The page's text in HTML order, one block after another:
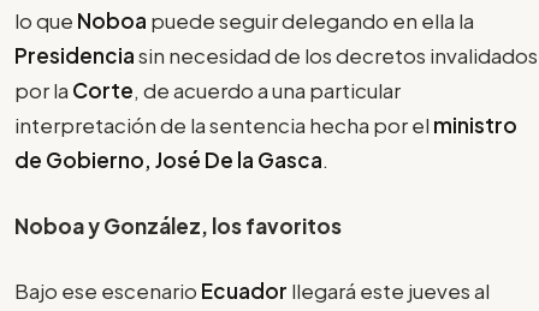
lo que Noboa puede seguir delegando en ella la
Presidenciasin necesidad de los decretos invalidados
por la Corte, de acuerdo a una particular
interpretación de la sentencia hecha por el ministro
de Gobierno, José De la Gasca.
Noboa y González, los favoritos
Bajo ese escenario Ecuador llegará este jueves al